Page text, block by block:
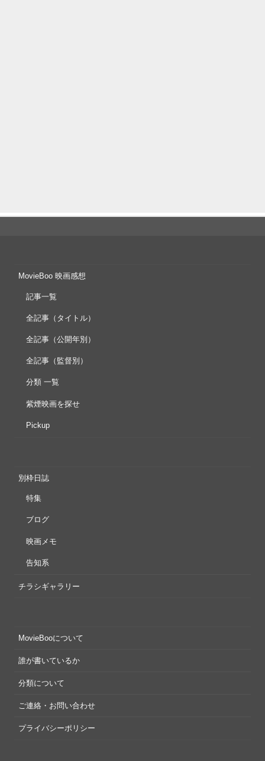
MovieBoo 映画感想
記事一覧
全記事（タイトル）
全記事（公開年別）
全記事（監督別）
分類 一覧
紫煙映画を探せ
Pickup
別枠日誌
特集
ブログ
映画メモ
告知系
チラシギャラリー
MovieBooについて
誰が書いているか
分類について
ご連絡・お問い合わせ
プライバシーポリシー